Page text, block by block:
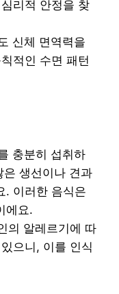
리적 안정을 찾
신체 면역력을
적인 수면 패턴
충분히 섭취하
생선이나 견과
. 이러한 음식은
에요.
의 알레르기에 따
으니, 이를 인식